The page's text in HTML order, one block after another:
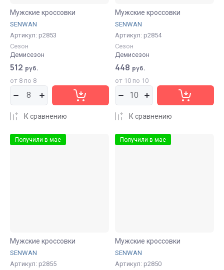
Мужские кроссовки
SENWAN
Артикул: р2853
Сезон
Демисезон
512 руб.
от 8 по 8
К сравнению
Мужские кроссовки
SENWAN
Артикул: р2854
Сезон
Демисезон
448 руб.
от 10 по 10
К сравнению
Получили в мае
Мужские кроссовки
SENWAN
Артикул: р2855
Получили в мае
Мужские кроссовки
SENWAN
Артикул: р2850